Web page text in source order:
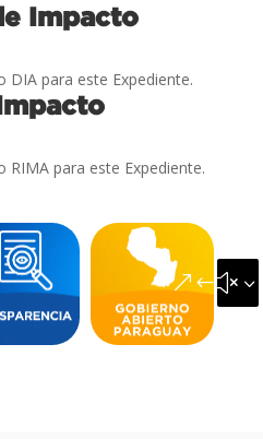
Impacto
DIA para este Expediente.
para este Expediente.